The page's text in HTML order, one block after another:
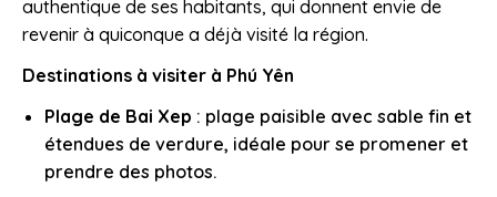
authentique de ses habitants, qui donnent envie de
revenir à quiconque a déjà visité la région.
Destinations à visiter à Phú Yên
Plage de Bai Xep : plage paisible avec sable fin et
étendues de verdure, idéale pour se promener et
prendre des photos.